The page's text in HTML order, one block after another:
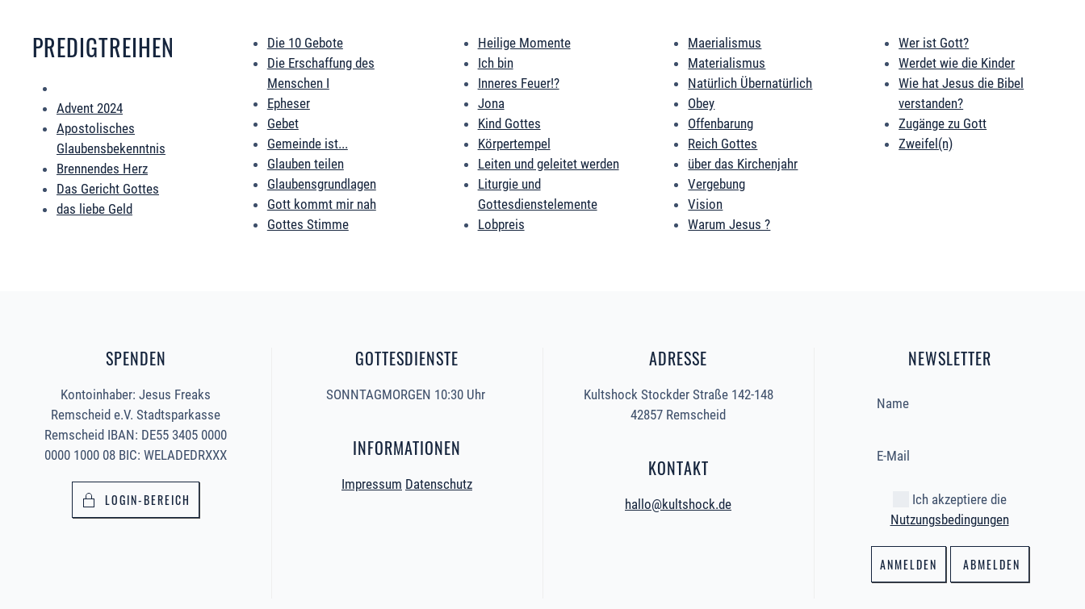
PREDIGTREIHEN
Advent 2024
Apostolisches
Glaubensbekenntnis
Brennendes Herz
Das Gericht Gottes
das liebe Geld
Die 10 Gebote
Die Erschaffung des
Menschen I
Epheser
Gebet
Gemeinde ist...
Glauben teilen
Glaubensgrundlagen
Gott kommt mir nah
Gottes Stimme
Heilige Momente
Ich bin
Inneres Feuer!?
Jona
Kind Gottes
Körpertempel
Leiten und geleitet werden
Liturgie und
Gottesdienstelemente
Lobpreis
Maerialismus
Materialismus
Natürlich Übernatürlich
Obey
Offenbarung
Reich Gottes
über das Kirchenjahr
Vergebung
Vision
Warum Jesus ?
Wer ist Gott?
Werdet wie die Kinder
Wie hat Jesus die Bibel
verstanden?
Zugänge zu Gott
Zweifel(n)
SPENDEN
Kontoinhaber: Jesus Freaks
Remscheid e.V. Stadtsparkasse
Remscheid IBAN: DE55 3405 0000
0000 1000 08 BIC: WELADEDRXXX
LOGIN-BEREICH
GOTTESDIENSTE
SONNTAGMORGEN 10:30 Uhr
INFORMATIONEN
Impressum Datenschutz
ADRESSE
Kultshock Stockder Straße 142-148
42857 Remscheid
KONTAKT
hallo@kultshock.de
NEWSLETTER
Ich akzeptiere die
Nutzungsbedingungen